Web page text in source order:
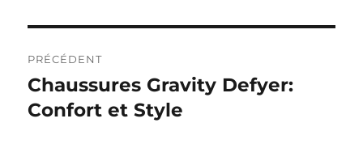
de
l’article
PRÉCÉDENT
Publication
précédente :
Chaussures Gravity Defyer:
Confort et Style